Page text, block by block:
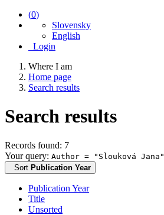
(0)
Slovensky
English
Login
Where I am
Home page
Search results
Search results
Records found: 7
Your query: Author = "Slouková Jana"
Sort Publication Year
Publication Year
Title
Unsorted